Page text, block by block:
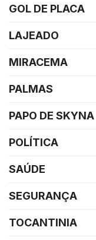
GOL DE PLACA
LAJEADO
MIRACEMA
PALMAS
PAPO DE SKYNA
POLÍTICA
SAÚDE
SEGURANÇA
TOCANTINIA